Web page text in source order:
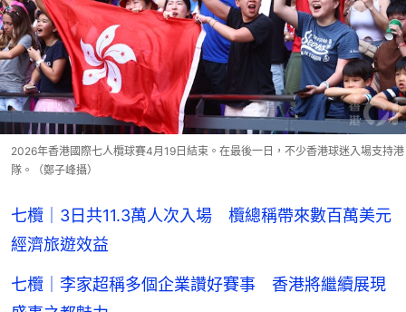
2026年香港國際七人欖球賽4月19日結束。在最後一日，不少香港球迷入場支持港
隊。（鄭子峰攝）
七欖｜3日共11.3萬人次入場 欖總稱帶來數百萬美元
經濟旅遊效益
七欖｜李家超稱多個企業讚好賽事 香港將繼續展現